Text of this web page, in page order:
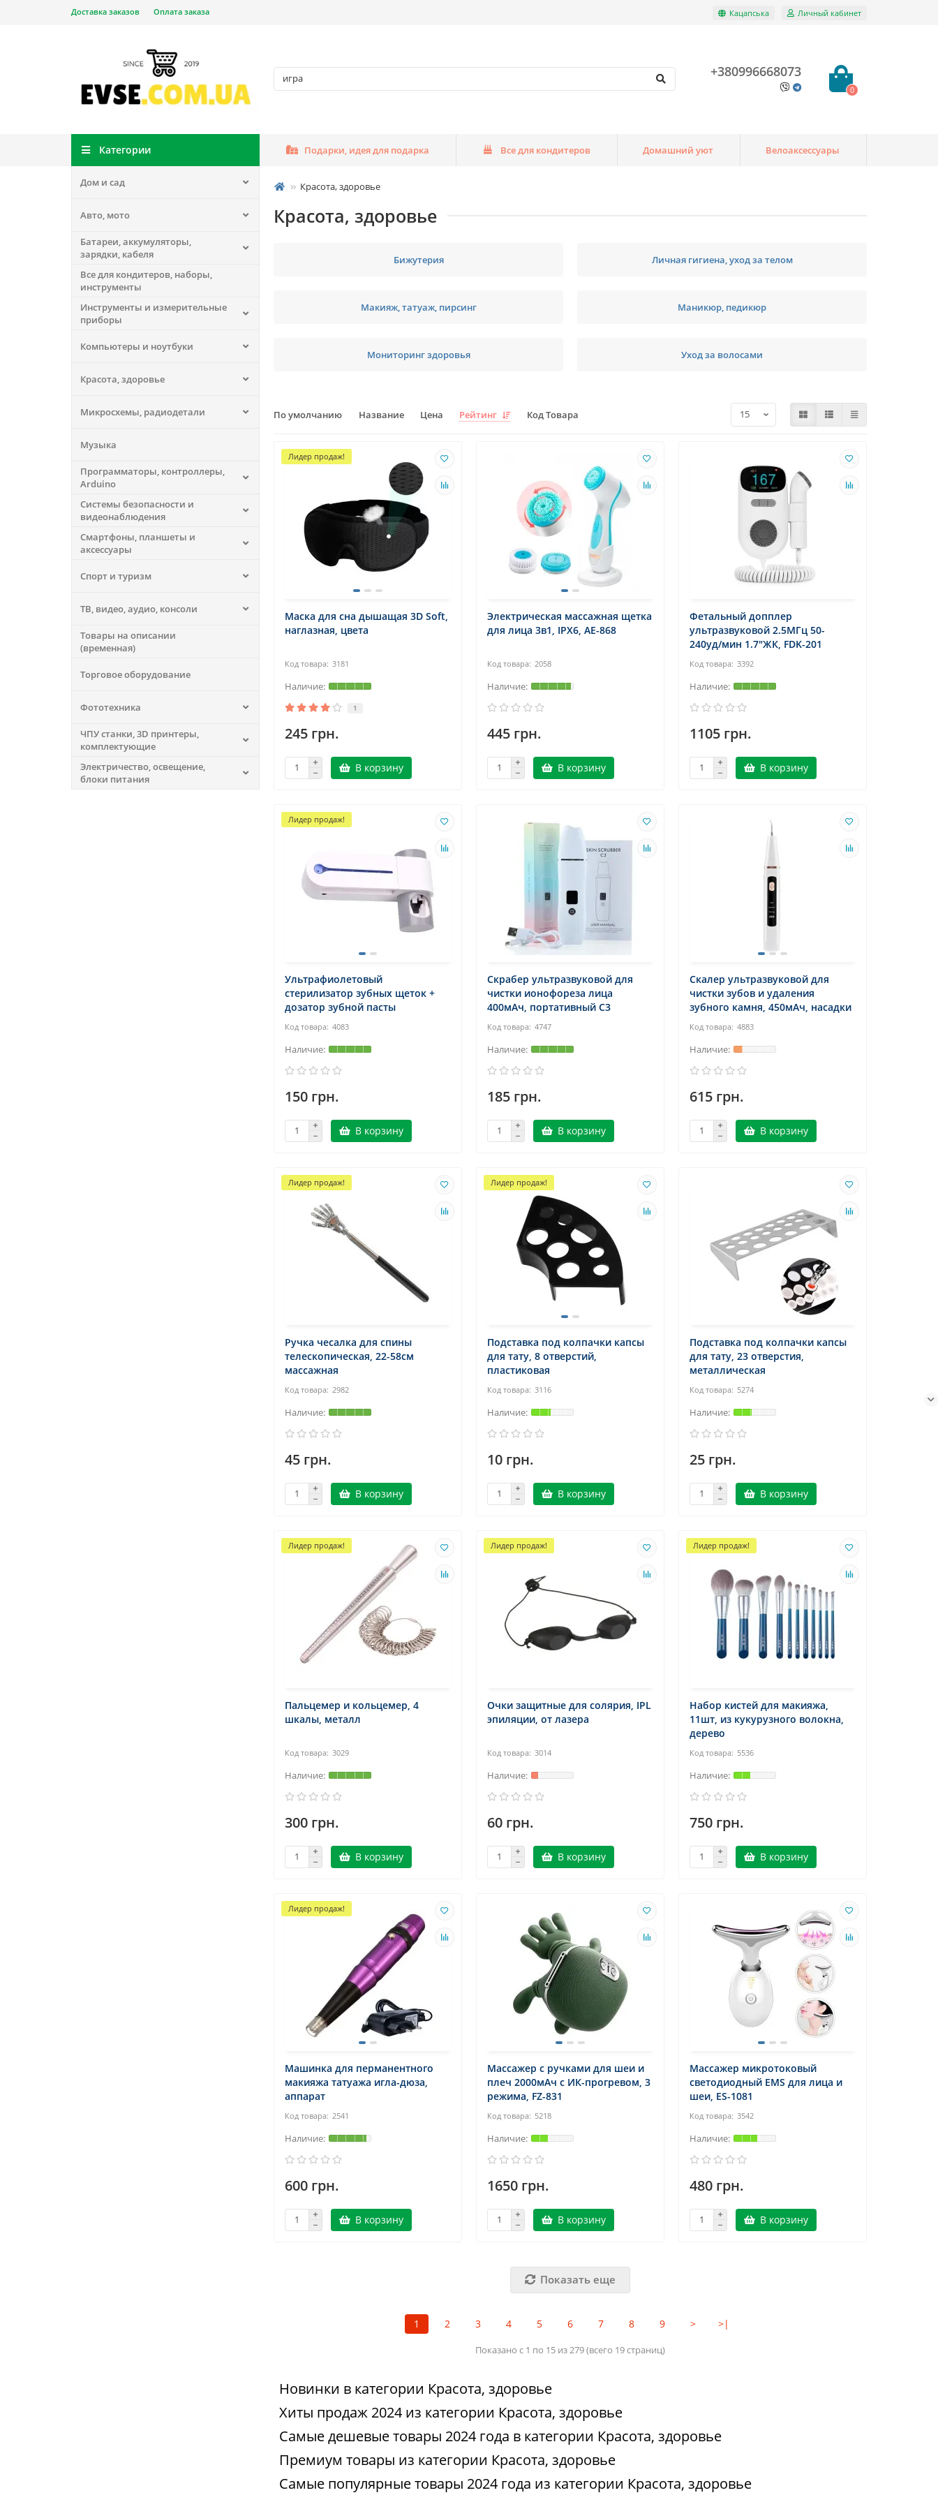
Доставка заказов Оплата заказа Кацапська Личный кабинет
+380996668073
0
Категории
Дом и сад
Авто, мото
Батареи, аккумуляторы,
зарядки, кабеля
Все для кондитеров, наборы,
инструменты
Инструменты и измерительные
приборы
Компьютеры и ноутбуки
Красота, здоровье
Микросхемы, радиодетали
Музыка
Программаторы, контроллеры,
Arduino
Системы безопасности и
видеонаблюдения
Смартфоны, планшеты и
аксессуары
Спорт и туризм
ТВ, видео, аудио, консоли
Товары на описании
(временная)
Торговое оборудование
Фототехника
ЧПУ станки, 3D принтеры,
комплектующие
Электричество, освещение,
блоки питания
Подарки, идея для подарка Все для кондитеров Домашний уют Велоаксессуары
Красота, здоровье
Красота, здоровье
Бижутерия Личная гигиена, уход за телом
Макияж, татуаж, пирсинг Маникюр, педикюр
Мониторинг здоровья Уход за волосами
По умолчанию Название Цена Рейтинг Код Товара
Лидер продаж!
Маска для сна дышащая 3D Soft,
наглазная, цвета
3181
1
245 грн.
В корзину
Электрическая массажная щетка
для лица 3в1, IPX6, AE-868
2058
445 грн.
В корзину
Фетальный допплер
ультразвуковой 2.5МГц 50-
240уд/мин 1.7"ЖК, FDK-201
3392
1105 грн.
В корзину
Лидер продаж!
Ультрафиолетовый
стерилизатор зубных щеток +
дозатор зубной пасты
4083
150 грн.
В корзину
Скрабер ультразвуковой для
чистки ионофореза лица
400мАч, портативный C3
4747
185 грн.
В корзину
Скалер ультразвуковой для
чистки зубов и удаления
зубного камня, 450мАч, насадки
4883
615 грн.
В корзину
Лидер продаж!
Ручка чесалка для спины
телескопическая, 22-58см
массажная
2982
45 грн.
В корзину
Лидер продаж!
Подставка под колпачки капсы
для тату, 8 отверстий,
пластиковая
3116
10 грн.
В корзину
Подставка под колпачки капсы
для тату, 23 отверстия,
металлическая
5274
25 грн.
В корзину
Лидер продаж!
Пальцемер и кольцемер, 4
шкалы, металл
3029
300 грн.
В корзину
Лидер продаж!
Очки защитные для солярия, IPL
эпиляции, от лазера
3014
60 грн.
В корзину
Лидер продаж!
Набор кистей для макияжа,
11шт, из кукурузного волокна,
дерево
5536
750 грн.
В корзину
Лидер продаж!
Машинка для перманентного
макияжа татуажа игла-дюза,
аппарат
2541
600 грн.
В корзину
Массажер с ручками для шеи и
плеч 2000мАч с ИК-прогревом, 3
режима, FZ-831
5218
1650 грн.
В корзину
Массажер микротоковый
светодиодный EMS для лица и
шеи, ES-1081
3542
480 грн.
В корзину
Показать еще
1 2 3 4 5 6 7 8 9 > >|
Показано с 1 по 15 из 279 (всего 19 страниц)
Новинки в категории Красота, здоровье
Хиты продаж 2024 из категории Красота, здоровье
Самые дешевые товары 2024 года в категории Красота, здоровье
Премиум товары из категории Красота, здоровье
Самые популярные товары 2024 года из категории Красота, здоровье